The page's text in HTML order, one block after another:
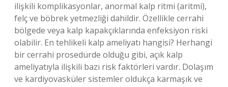
ilişkili komplikasyonlar, anormal kalp ritmi (aritmi),
felç ve böbrek yetmezliği dahildir. Özellikle cerrahi
bölgede veya kalp kapakçıklarında enfeksiyon riski
olabilir. En tehlikeli kalp ameliyatı hangisi? Herhangi
bir cerrahi prosedürde olduğu gibi, açık kalp
ameliyatıyla ilişkili bazı risk faktörleri vardır. Dolaşım
ve kardiyovasküler sistemler oldukça karmaşık ve